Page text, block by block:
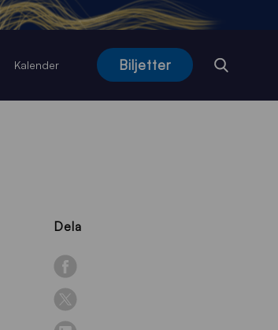
Kalender Biljetter
Dela